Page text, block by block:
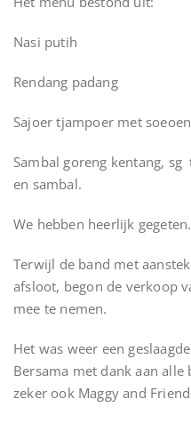
Nasi putih
Rendang padang
Sajoer tjampoer met soeoen
Sambal goreng kentang,
en sambal.
We hebben heerlijk gegeten.
Terwijl de band met
afsloot, begon de verkoop
mee te nemen.
Het was weer een
Bersama met dank aan
zeker ook Maggy and